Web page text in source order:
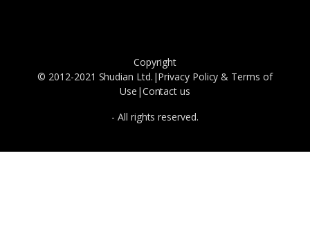
Copyright
© 2012-2021 Shudian Ltd.|Privacy Policy & Terms of
Use |Contact us
- All rights reserved.